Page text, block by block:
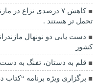
کاهش ۷ درصدی نزاع
تحمل تر هستند‌ .
دست یابی دو نونهال
کشور
قلم به دستان، تفنگ به
برگزاری ویژه برنامه